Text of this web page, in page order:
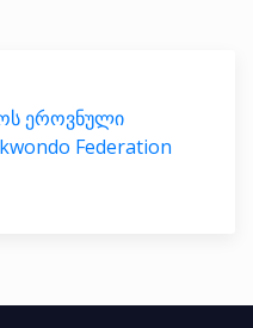
ეროვნული
Federation